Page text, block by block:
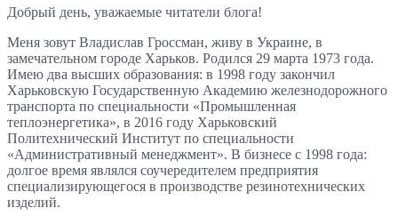
Добрый день, уважаемые читатели блога!
Меня зовут Владислав Гроссман, живу в Украине, в
замечательном городе Харьков. Родился 29 марта 1973 года.
Имею два высших образования: в 1998 году закончил
Харьковскую Государственную Академию железнодорожного
транспорта по специальности «Промышленная
теплоэнергетика», в 2016 году Харьковский
Политехнический Институт по специальности
«Административный менеджмент». В бизнесе с 1998 года:
долгое время являлся соучередителем предприятия
специализирующегося в производстве резинотехнических
изделий.